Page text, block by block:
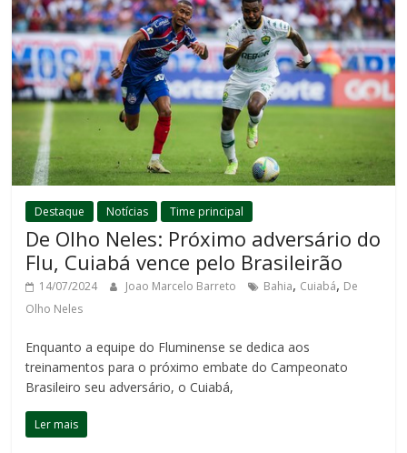
Destaque Notícias Time principal
De Olho Neles: Próximo adversário do
Flu, Cuiabá vence pelo Brasileirão
14/07/2024 Joao Marcelo Barreto Bahia, Cuiabá, De
Olho Neles
Enquanto a equipe do Fluminense se dedica aos
treinamentos para o próximo embate do Campeonato
Brasileiro seu adversário, o Cuiabá,
Ler mais